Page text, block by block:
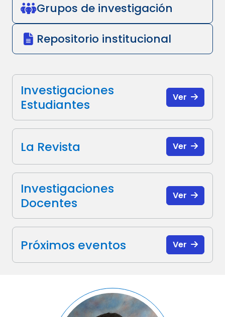
Grupos de investigación
Repositorio institucional
Investigaciones
Estudiantes
Ver
La Revista Ver
Investigaciones
Docentes
Ver
Próximos eventos Ver